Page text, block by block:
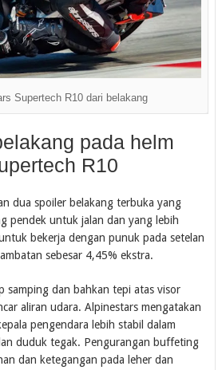
Supertech R10 dari belakang
pada helm
R10
dua spoiler belakang terbuka yang
pendek untuk jalan dan yang lebih
bekerja dengan punuk pada setelan
sebesar 4,45% ekstra.
samping dan bahkan tepi atas visor
aliran udara. Alpinestars mengatakan
pengendara lebih stabil dalam
duduk tegak. Pengurangan buffeting
dan ketegangan pada leher dan